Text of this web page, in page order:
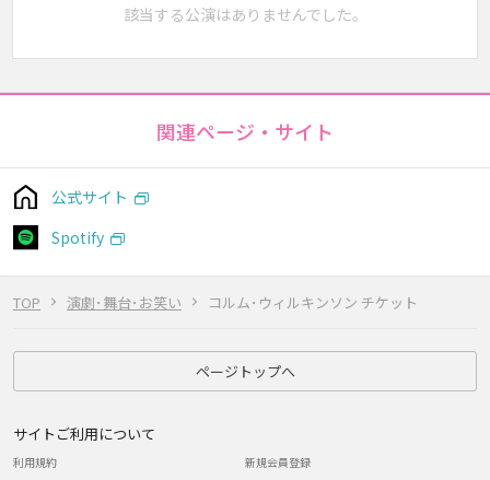
TOP 演劇･舞台･お笑い コルム･ウィルキンソン チケット
該当する公演はありませんでした。
関連ページ・サイト
公式サイト
Spotify
ページトップへ
サイトご利用について
利用規約
新規会員登録